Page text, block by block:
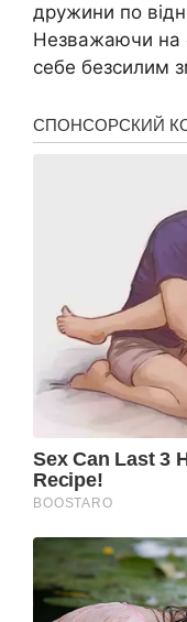
дружини по
Незважаючи на
себе безсилим